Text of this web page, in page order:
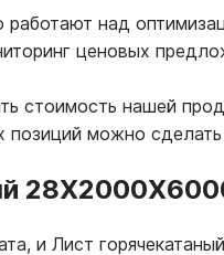
над
ценовых
стоимость нашей
позиций можно
и Лист